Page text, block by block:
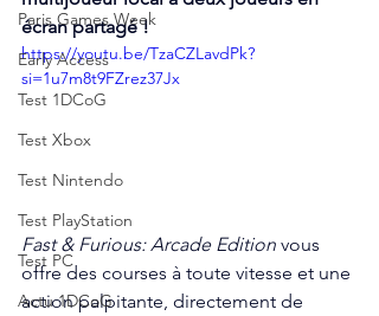
Paris Games Week
Early Access
Test 1DCoG
Test Xbox
Test Nintendo
Test PlayStation
Test PC
Actu 1DCoG
écran partagé !
https://youtu.be/TzaCZLavdPk?
si=1u7m8t9FZrez37Jx
Fast & Furious: Arcade Edition vous
offre des courses à toute vitesse et une
action palpitante, directement de